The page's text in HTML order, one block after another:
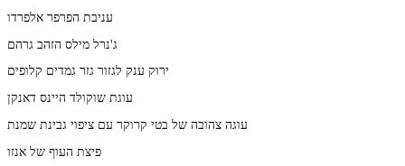
עניבת הפרפר אלפרדו
ג'נרל מילס הזהב גרהם
ירוק ענק לגזור גזר גמדים קלופים
עוגת שוקולד היינס דאנקן
עוגה צהובה של בטי קרוקר עם ציפוי גבינת שמנת
פיצת העוף של אנזו